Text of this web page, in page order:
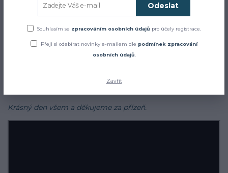
Úvod
Blog
Zajímá Vás jak to u nás chodí?
Krásný den všem a děkujeme za přízeň.
Odeslat
Souhlasím se zpracováním osobních údajů pro účely registrace.
Přeji si odebírat novinky e-mailem dle podmínek zpracování
osobních údajů
Zavřít